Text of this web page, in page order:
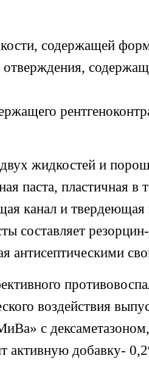
содержащей
жидкостей и
паста, пластичная в
канал и твердеющая
составляет
антисептическими
воздействия
c
активную добавку-